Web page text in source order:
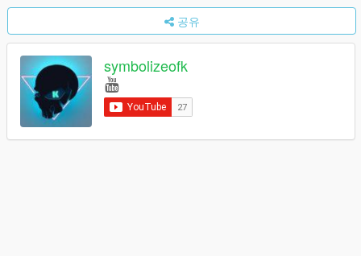
공유
symbolizeofk